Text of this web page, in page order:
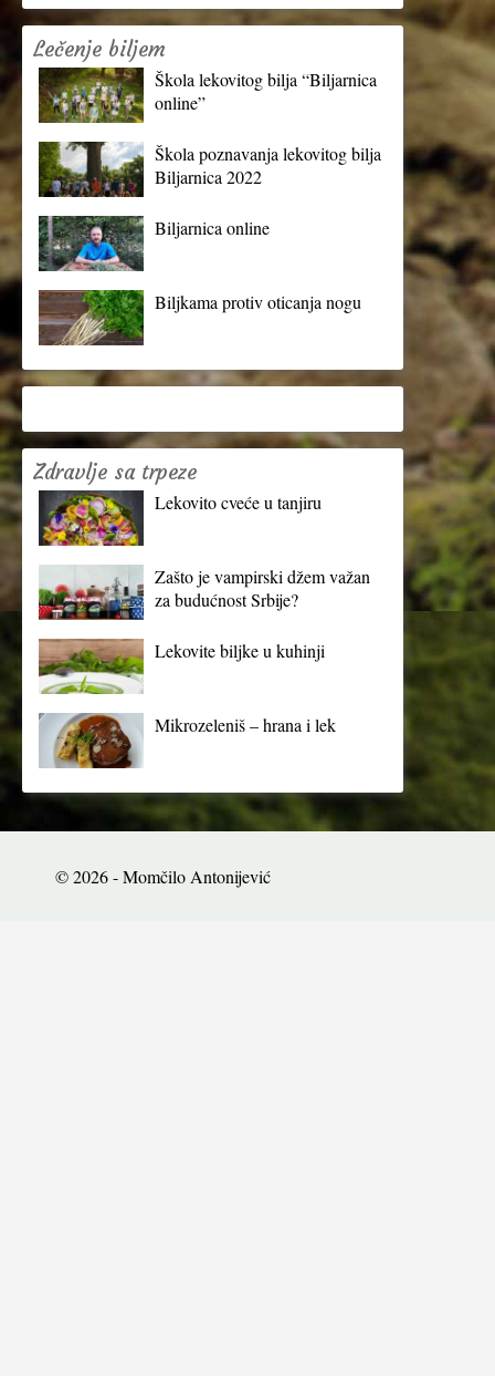
Lečenje biljem
Škola lekovitog bilja “Biljarnica
online”
Škola poznavanja lekovitog bilja
Biljarnica 2022
Biljarnica online
Biljkama protiv oticanja nogu
Zdravlje sa trpeze
Lekovito cveće u tanjiru
Zašto je vampirski džem važan
za budućnost Srbije?
Lekovite biljke u kuhinji
Mikrozeleniš – hrana i lek
© 2026 - Momčilo Antonijević